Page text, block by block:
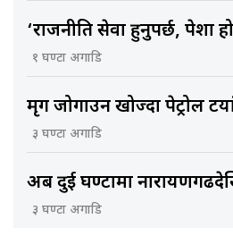
‘राजनीति सेवा हुनुपर्छ, पेशा
१ घण्टा अगाडि
मृग जोगाउन खोज्दा पेट्रोल
३ घण्टा अगाडि
अब दुई घण्टामा
३ घण्टा अगाडि